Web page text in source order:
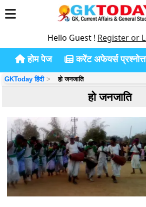
Hello Guest ! Register or
होम पेज करेंट अफेयर्स
GKToday हिंदी हो जनजाति
हो जनजाति